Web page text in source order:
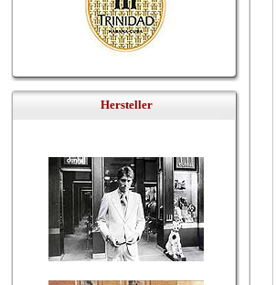
Hersteller